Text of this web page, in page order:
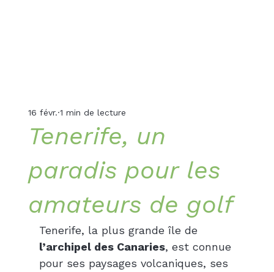
Tenerife, un
paradis pour les
amateurs de golf
16 févr. 1 min de lecture
Tenerife, la plus grande île de
l’archipel des Canaries, est connue
pour ses paysages volcaniques, ses